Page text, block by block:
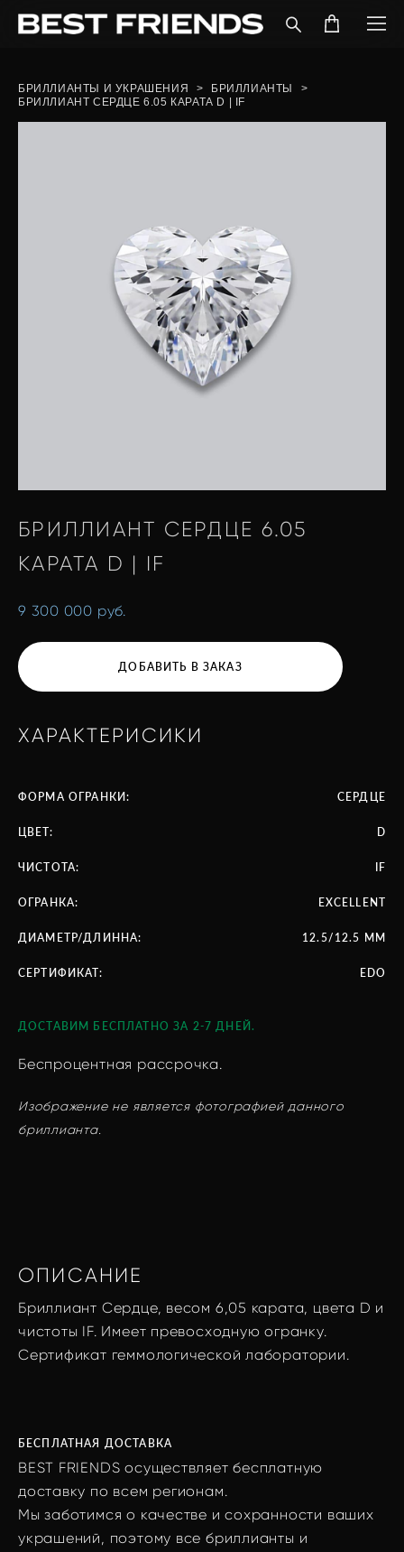
БРИЛЛИАНТЫ И УКРАШЕНИЯ > БРИЛЛИАНТЫ
>
БРИЛЛИАНТ СЕРДЦЕ 6.05 КАРАТА D | IF
БРИЛЛИАНТ СЕРДЦЕ 6.05
КАРАТА D | IF
9 300 000 pуб.
ДОБАВИТЬ В ЗАКАЗ
ХАРАКТЕРИСИКИ
ФОРМА ОГРАНКИ: СЕРДЦЕ
ЦВЕТ: D
ЧИСТОТА: IF
ОГРАНКА: EXCELLENT
ДИАМЕТР/ДЛИННА: 12.5/12.5 ММ
СЕРТИФИКАТ: EDO
ДОСТАВИМ БЕСПЛАТНО ЗА 2-7 ДНЕЙ.
Беспроцентная рассрочка.
Изображение не является фотографией данного
бриллианта.
ОПИСАНИЕ
Бриллиант Сердце, весом 6,05 карата, цвета D и
чистоты IF. Имеет превосходную огранку.
Сертификат геммологической лаборатории.
БЕСПЛАТНАЯ ДОСТАВКА
BEST FRIENDS осуществляет бесплатную
доставку по всем регионам.
Мы заботимся о качестве и сохранности ваших
украшений, поэтому все бриллианты и